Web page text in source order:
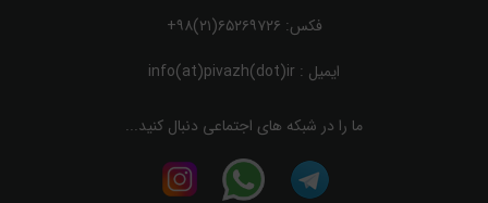
فکس: ۶۵۲۶۹۷۲۶(۲۱)۹۸+
ایمیل : info(at)pivazh(dot)ir
ما را در شبکه های اجتماعی دنبال کنید...